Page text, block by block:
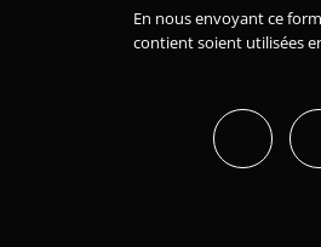
En nous envoyant ce
contient soient utilisées